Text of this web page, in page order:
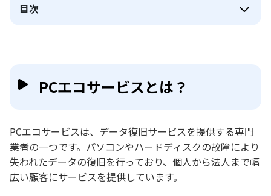
目次
PCエコサービスとは？
PCエコサービスは、データ復旧サービスを提供する専門
業者の一つです。パソコンやハードディスクの故障により
失われたデータの復旧を行っており、個人から法人まで幅
広い顧客にサービスを提供しています。